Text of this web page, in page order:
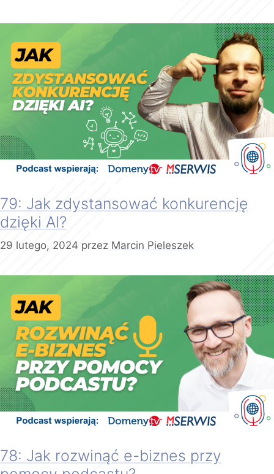
79: Jak zdystansować konkurencję
dzięki AI?
29 lutego, 2024 przez Marcin Pieleszek
78: Jak rozwinąć e-biznes przy